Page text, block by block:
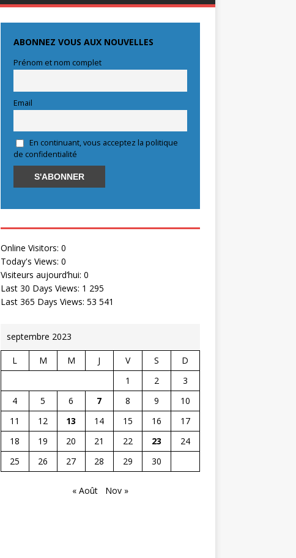
ABONNEZ VOUS AUX NOUVELLES
Prénom et nom complet
Email
En continuant, vous acceptez la politique
de confidentialité
Online Visitors: 0
Today's Views: 0
Visiteurs aujourd’hui: 0
Last 30 Days Views: 1 295
Last 365 Days Views: 53 541
septembre 2023
L M M J V S
D
1
2
3
4
5 6 7 8 9
10
11
12 13 14 15 16
17
18
19 20 21 22 23
24
25
26 27 28 29 30
« Août Nov »